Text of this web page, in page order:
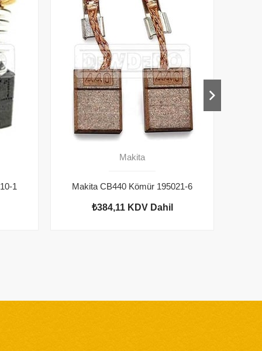
1
Makita
Makita CB440 Kömür 195021-6
₺384,11 KDV Dahil